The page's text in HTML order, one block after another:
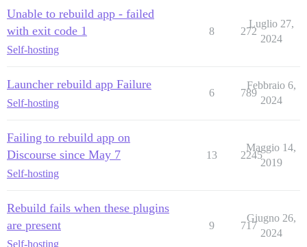
Unable to rebuild app - failed
with exit code 1
Self-hosting
8 272
Luglio 27,
2024
Launcher rebuild app Failure
Self-hosting
6 789
Febbraio 6,
2024
Failing to rebuild app on
Discourse since May 7
Self-hosting
13 2245
Maggio 14,
2019
Rebuild fails when these plugins
are present
Self-hosting
9 717
Giugno 26,
2024